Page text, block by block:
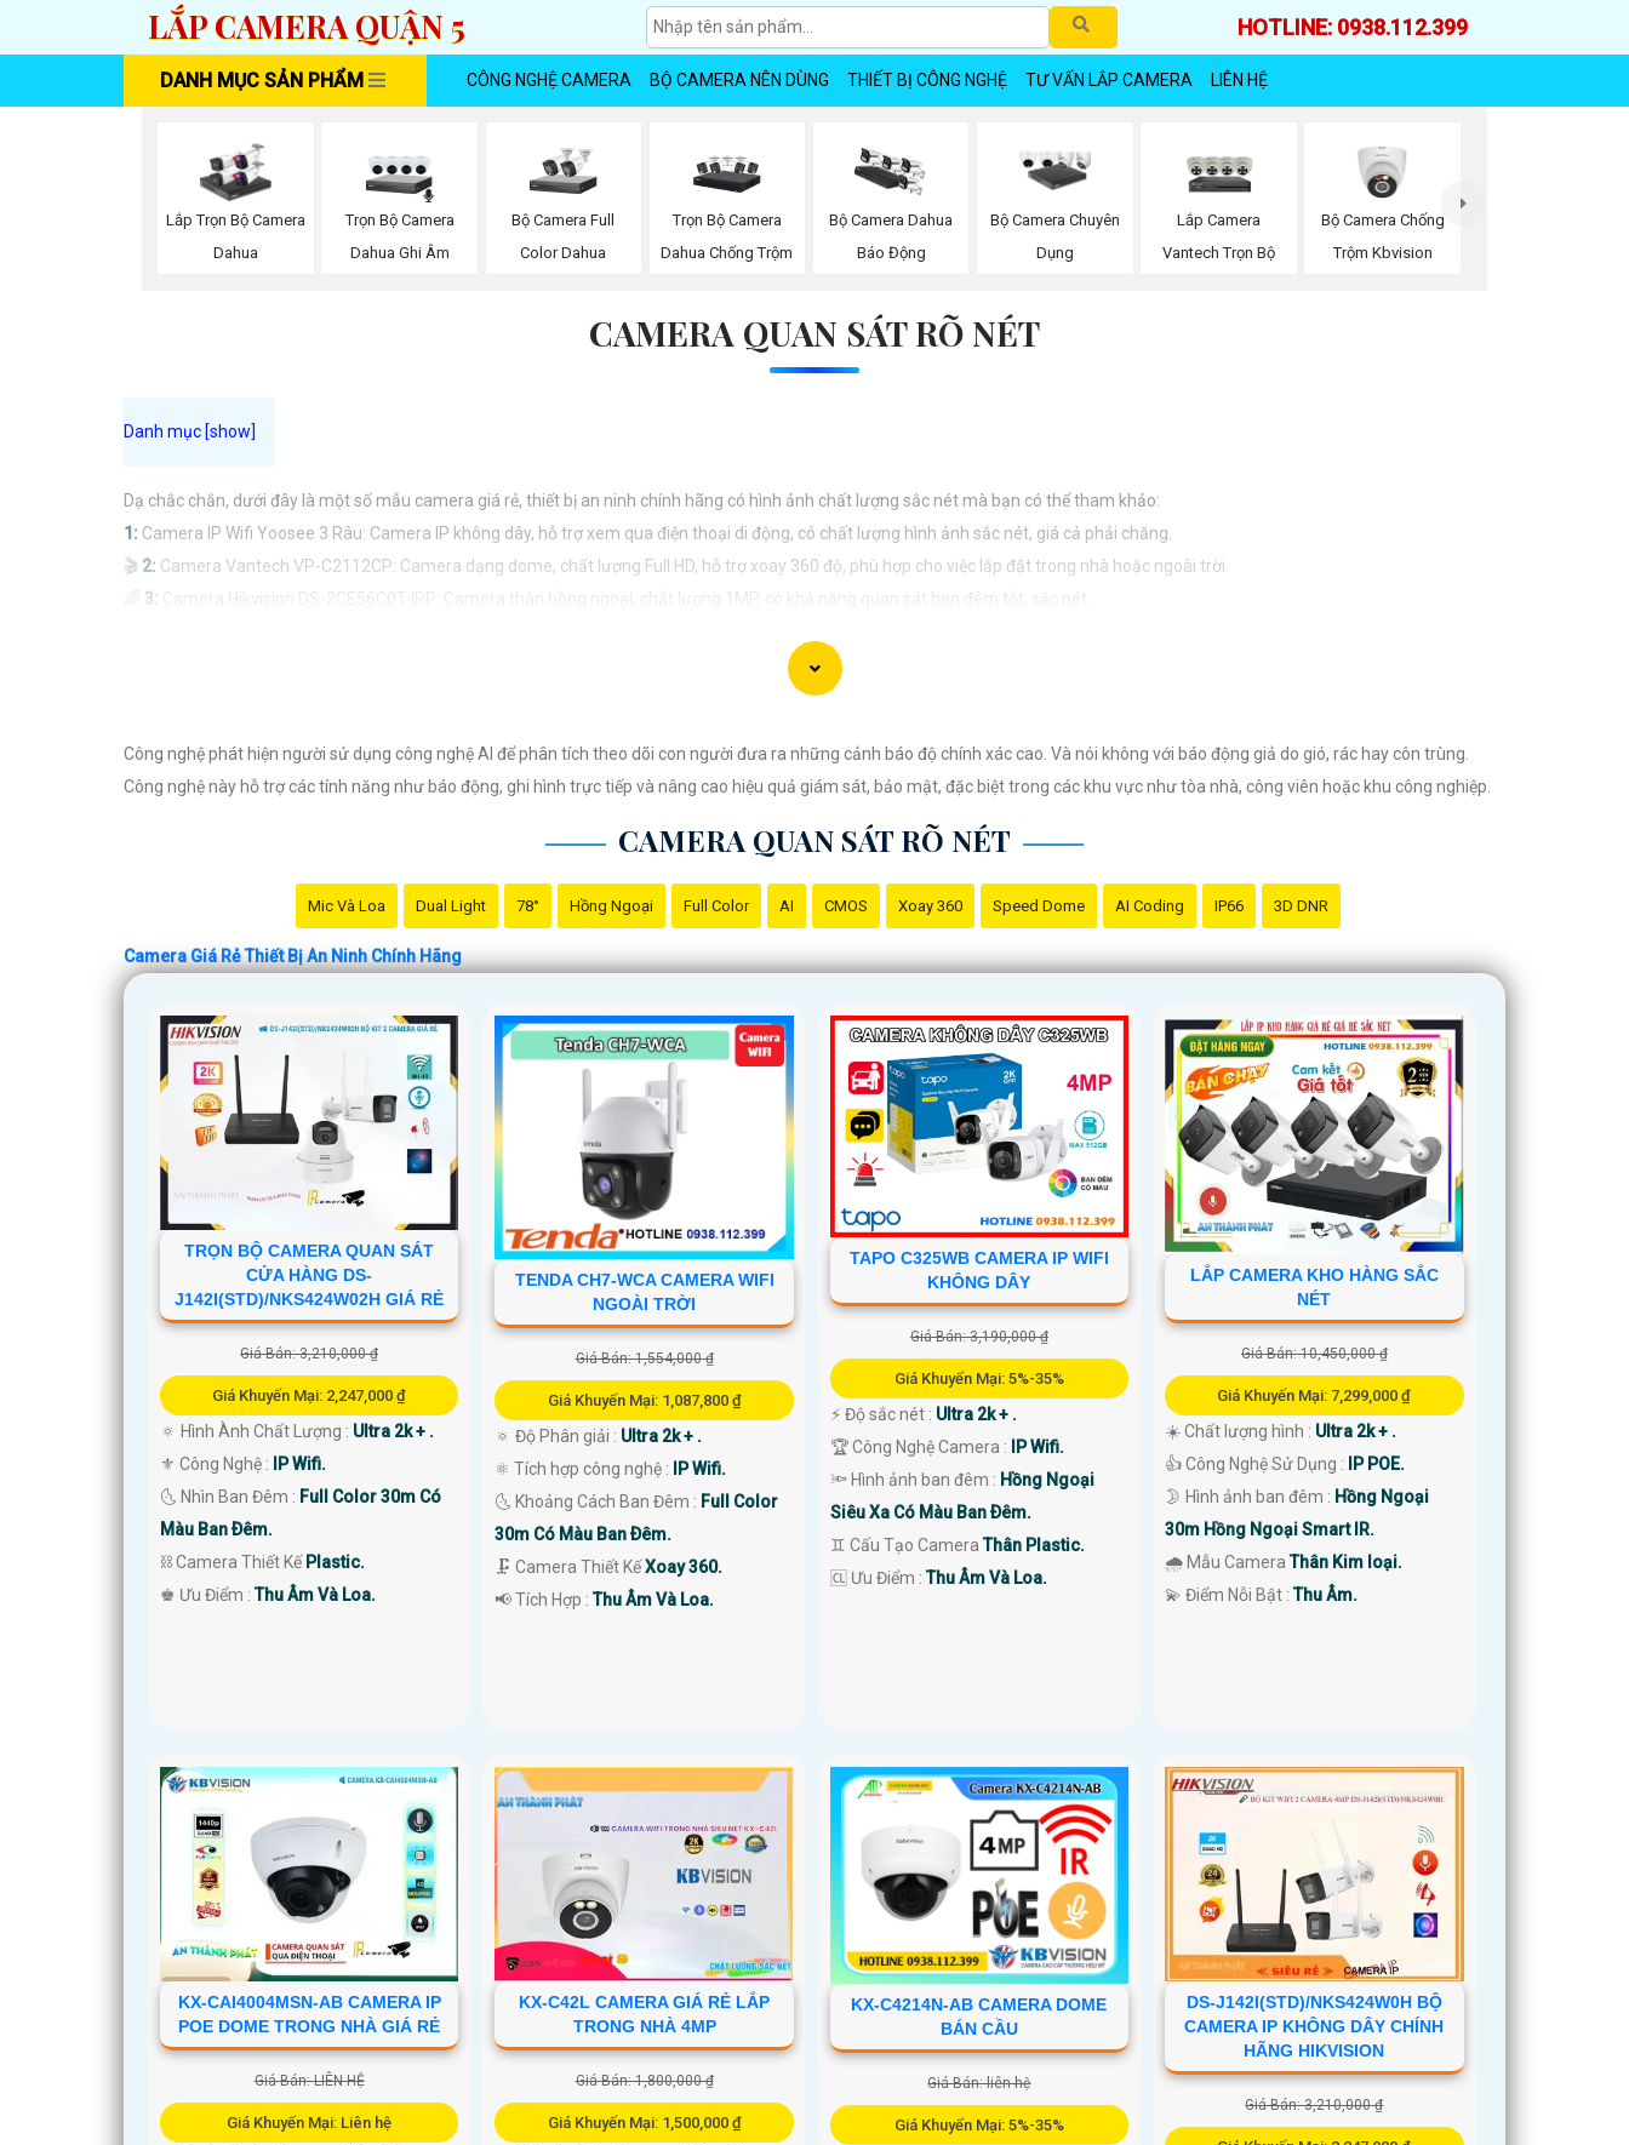
LẮP CAMERA QUẬN 5 HOTLINE: 0938.112.399
DANH MỤC SẢN PHẨM CÔNG NGHỆ CAMERA BỘ CAMERA NÊN DÙNG THIẾT BỊ CÔNG NGHỆ TƯ VẤN LẮP CAMERA LIÊN HỆ
Lắp Trọn Bộ Camera
Dahua
Trọn Bộ Camera
Dahua Ghi Âm
Bộ Camera Full
Color Dahua
Trọn Bộ Camera
Dahua Chống Trộm
Bộ Camera Dahua
Báo Động
Bộ Camera Chuyên
Dụng
Lắp Camera
Vantech Trọn Bộ
Bộ Camera Chống
Trộm Kbvision
CAMERA QUAN SÁT RÕ NÉT
Dạ chắc chắn, dưới đây là một số mẫu camera giá rẻ, thiết bị an ninh chính hãng có hình ảnh chất lượng sắc nét mà bạn có thể tham khảo:
1: Camera IP Wifi Yoosee 3 Râu: Camera IP không dây, hỗ trợ xem qua điện thoại di động, có chất lượng hình ảnh sắc nét, giá cả phải chăng.
🎬 2: Camera Vantech VP-C2112CP: Camera dạng dome, chất lượng Full HD, hỗ trợ xoay 360 độ, phù hợp cho việc lắp đặt trong nhà hoặc ngoài trời.
3: Camera Hikvision DS-2CE56C0T-IRP: Camera thân hồng ngoại, chất lượng 1MP, có khả năng quan sát ban đêm tốt, sắc nét.
Nhớ kiểm tra kỹ thông số kỹ thuật cũng như nguồn gốc xuất xứ của sản phẩm trước khi mua nhé để
Công nghệ phát hiện người sử dụng công nghệ AI để phân tích theo dõi con người đưa ra những cảnh báo độ chính xác cao. Và nói không với báo động giả do gió, rác hay côn trùng.
Công nghệ này hỗ trợ các tính năng như báo động, ghi hình trực tiếp và nâng cao hiệu quả giám sát, bảo mật, đặc biệt trong các khu vực như tòa nhà, công viên hoặc khu công nghiệp.
CAMERA QUAN SÁT RÕ NÉT
Mic Và Loa Dual Light 78° Hồng Ngoại Full Color AI CMOS Xoay 360 Speed Dome AI Coding IP66 3D DNR
Camera Giá Rẻ Thiết Bị An Ninh Chính Hãng
TRỌN BỘ CAMERA QUAN SÁT
CỬA HÀNG DS-
J142I(STD)/NKS424W02H GIÁ RẺ
Giá Bán: 3,210,000 ₫
Giá Khuyến Mại: 2,247,000 ₫
🔅 Hình Ành Chất Lượng : Ultra 2k + .
⚜️ Công Nghệ :
IP Wifi.
🌜 Nhìn Ban Đêm : Full Color 30m Có
Màu Ban Ðêm.
⛓ Camera Thiết Kế Plastic.
️♚ Ưu Điểm :Thu Âm Và Loa.
TENDA CH7-WCA CAMERA WIFI
NGOÀI TRỜI
Giá Bán: 1,554,000 ₫
Giá Khuyến Mại: 1,087,800 ₫
🔅 Độ Phân giải : Ultra 2k + .
⚛️ Tích hợp công nghệ :
IP Wifi.
🌜 Khoảng Cách Ban Đêm : Full Color
30m Có Màu Ban Ðêm.
🗜️ Camera Thiết KếXoay 360.
️📢 Tích Hợp :Thu Âm Và Loa.
TAPO C325WB CAMERA IP WIFI
KHÔNG DÂY
Giá Bán: 3,190,000 ₫
Giá Khuyến Mại: 5%-35%
️⚡ Độ sắc nét : Ultra 2k + .
🏆 Công Nghệ Camera :
IP Wifi.
🔦 Hình ảnh ban đêm : Hồng Ngoại
Siêu Xa Có Màu Ban Ðêm.
♊ Cấu Tạo CameraThân Plastic.
️🆑 Ưu Điểm :Thu Âm Và Loa.
LẮP CAMERA KHO HÀNG SẮC
NÉT
Giá Bán: 10,450,000 ₫
Giá Khuyến Mại: 7,299,000 ₫
☀️ Chất lượng hình : Ultra 2k + .
👍 Công Nghệ Sử Dụng :
IP POE.
🌛 Hình ảnh ban đêm : Hồng Ngoại
30m Hồng Ngoại Smart IR.
🌧️ Mẫu CameraThân Kim loại.
️💫 Điểm Nỗi Bật :Thu Âm.
KX-CAI4004MSN-AB CAMERA IP
POE DOME TRONG NHÀ GIÁ RẺ
Giá Bán: LIÊN HỆ
Giá Khuyến Mại: Liên hệ
KX-C42L CAMERA GIÁ RẺ LẮP
TRONG NHÀ 4MP
Giá Bán: 1,800,000 ₫
Giá Khuyến Mại: 1,500,000 ₫
KX-C4214N-AB CAMERA DOME
BÁN CẦU
Giá Bán: liên hệ
Giá Khuyến Mại: 5%-35%
DS-J142I(STD)/NKS424W0H BỘ
CAMERA IP KHÔNG DÂY CHÍNH
HÃNG HIKVISION
Giá Bán: 3,210,000 ₫